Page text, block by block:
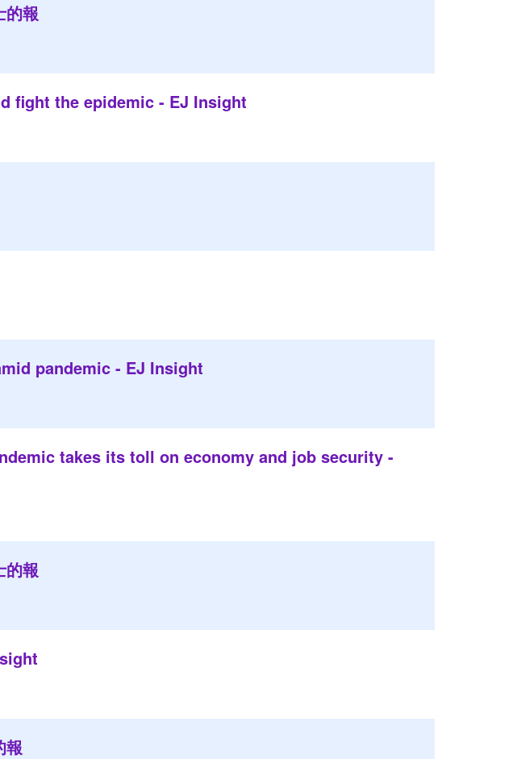
的報
fight the epidemic - EJ Insight
pandemic - EJ Insight
takes its toll on economy and job security -
的報
報